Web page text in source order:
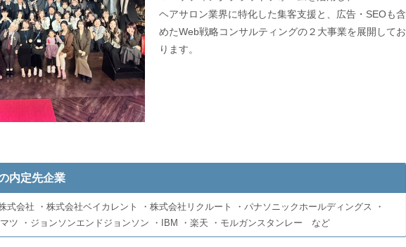
ヘアサロン業界に特化した集客支援と、広告・SEOも含
めたWeb戦略コンサルティングの２大事業を展開してお
ります。
内定先企業
式会社 ・株式会社ベイカレント ・株式会社リクルート ・パナソニックホールディングス ・
ツ ・ジョンソンエンドジョンソン ・IBM ・楽天 ・モルガンスタンレー など